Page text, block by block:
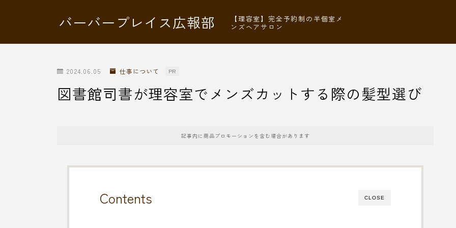
バーバープレイス広報部
【理容室】完全予約制の半個室メ
ンズヘアサロン
2024.06.05 仕事について PR
図書館司書が理容室でメンズカットする際の髪型選び
記事内に商品プロモーションを含む場合があります
CLOSE
Contents